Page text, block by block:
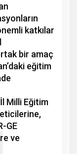
katkılar
bir amaç
eğitim
Milli Eğitim
GE
ve